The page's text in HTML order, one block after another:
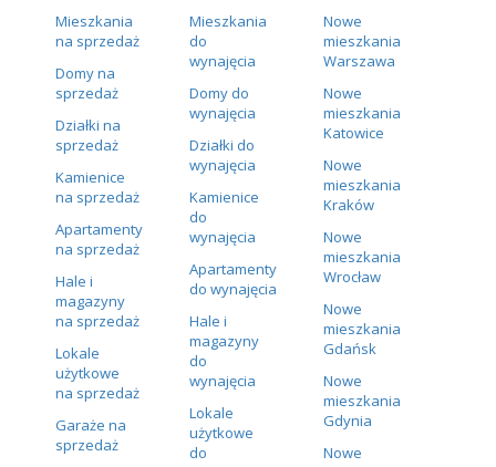
Mieszkania
na sprzedaż
Domy na
sprzedaż
Działki na
sprzedaż
Kamienice
na sprzedaż
Apartamenty
na sprzedaż
Hale i
magazyny
na sprzedaż
Lokale
użytkowe
na sprzedaż
Garaże na
sprzedaż
Mieszkania
do
wynajęcia
Domy do
wynajęcia
Działki do
wynajęcia
Kamienice
do
wynajęcia
Apartamenty
do wynajęcia
Hale i
magazyny
do
wynajęcia
Lokale
użytkowe
do
Nowe
mieszkania
Warszawa
Nowe
mieszkania
Katowice
Nowe
mieszkania
Kraków
Nowe
mieszkania
Wrocław
Nowe
mieszkania
Gdańsk
Nowe
mieszkania
Gdynia
Nowe